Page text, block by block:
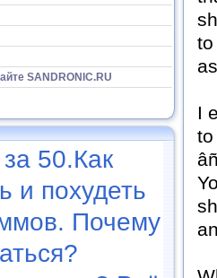
SANDRONIC.RU
50.Как
и похудеть
Почему
I